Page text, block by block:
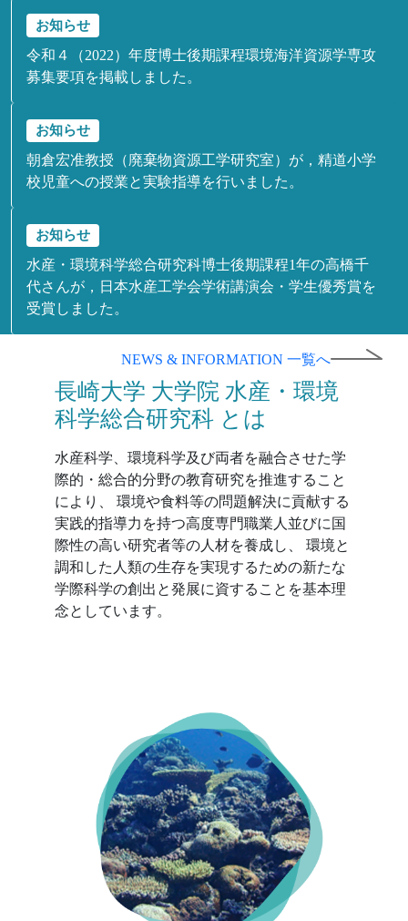
お知らせ
令和４（2022）年度博士後期課程環境海洋資源学専攻
募集要項を掲載しました。
お知らせ
朝倉宏准教授（廃棄物資源工学研究室）が，精道小学
校児童への授業と実験指導を行いました。
お知らせ
水産・環境科学総合研究科博士後期課程1年の高橋千
代さんが，日本水産工学会学術講演会・学生優秀賞を
受賞しました。
NEWS & INFORMATION 一覧へ
長崎大学 大学院 水産・環境
科学総合研究科 とは
水産科学、環境科学及び両者を融合させた学
際的・総合的分野の教育研究を推進すること
により、 環境や食料等の問題解決に貢献する
実践的指導力を持つ高度専門職業人並びに国
際性の高い研究者等の人材を養成し、 環境と
調和した人類の生存を実現するための新たな
学際科学の創出と発展に資することを基本理
念としています。